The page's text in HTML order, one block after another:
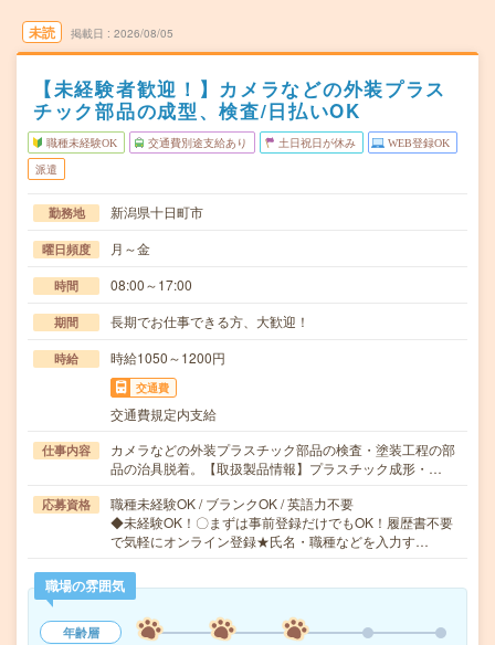
未読 掲載日 2026/08/05
【未経験者歓迎！】カメラなどの外装プラス
チック部品の成型、検査/日払いOK
職種未経験OK 交通費別途支給あり 土日祝日が休み WEB登録OK
派遣
勤務地 新潟県十日町市
曜日頻度 月～金
時間 08:00～17:00
期間 長期でお仕事できる方、大歓迎！
時給 時給1050～1200円
交通費
交通費規定内支給
仕事内容
カメラなどの外装プラスチック部品の検査・塗装工程の部
品の治具脱着。【取扱製品情報】プラスチック成形・…
応募資格
職種未経験OK / ブランクOK / 英語力不要
◆未経験OK！〇まずは事前登録だけでもOK！履歴書不要
で気軽にオンライン登録★氏名・職種などを入力す…
職場の雰囲気
年齢層